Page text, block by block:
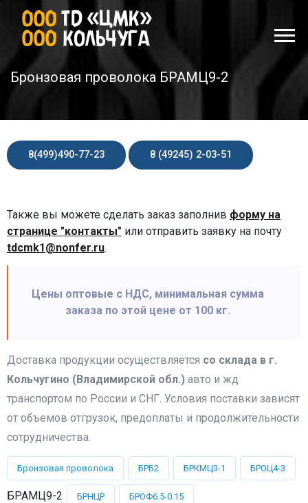
Бронзовая проволока БРАМЦ9-2
8(499)490-77-23 8 (49245) 2-03-51
Также вы можете сделать заказ заполнив форму на
странице "контакты" или отправить заявку на почту
tdcmk1@nonfer.ru.
Цены оптовые с НДС, минимальная сумма
заказа по этой цене от 100 кг.
Доставка продукции осуществляется со склада в г.
Кольчугино (Владимирской обл.) авто и жд
транспортом по России и СНГ. Условия поставки зависят
от объемов отгрузок, предоплаты и продолжительности
сотрудничества.
Бронзовая проволока БРБ2 БРКМЦ3-1 БРОЦ4-3
БРАМЦ9-2 БРНЦР БРОФ6.5-0.15